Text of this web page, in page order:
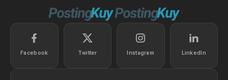
Facebook Twitter Instagram LinkedIn